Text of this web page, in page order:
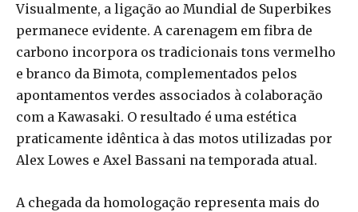
Visualmente, a ligação ao Mundial de Superbikes
permanece evidente. A carenagem em fibra de
carbono incorpora os tradicionais tons vermelho
e branco da Bimota, complementados pelos
apontamentos verdes associados à colaboração
com a Kawasaki. O resultado é uma estética
praticamente idêntica à das motos utilizadas por
Alex Lowes e Axel Bassani na temporada atual.
A chegada da homologação representa mais do